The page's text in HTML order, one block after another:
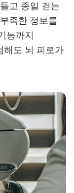
고 종일 걷는
족한 정보를
능까지
해도 뇌 피로가